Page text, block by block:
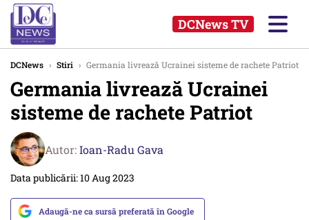
DCNews TV
DCNews › Stiri › Germania livrează Ucrainei sisteme de rachete Patriot
Germania livrează Ucrainei
sisteme de rachete Patriot
Autor:Ioan-Radu Gava
Data publicării: 10 Aug 2023
Adaugă-ne ca sursă preferată în Google